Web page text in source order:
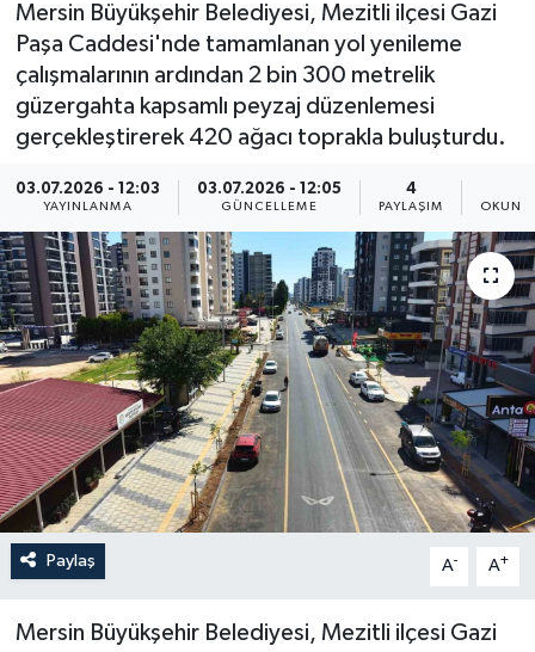
Mersin Büyükşehir Belediyesi, Mezitli ilçesi Gazi
Paşa Caddesi'nde tamamlanan yol yenileme
çalışmalarının ardından 2 bin 300 metrelik
güzergahta kapsamlı peyzaj düzenlemesi
gerçekleştirerek 420 ağacı toprakla buluşturdu.
03.07.2026 - 12:03
YAYINLANMA
03.07.2026 - 12:05
GÜNCELLEME
4
PAYLAŞIM
Paylaş A- A+
Mersin Büyükşehir Belediyesi, Mezitli ilçesi Gazi
Resmi İlan
Sağlık
Siyaset
Spor
Yaşam